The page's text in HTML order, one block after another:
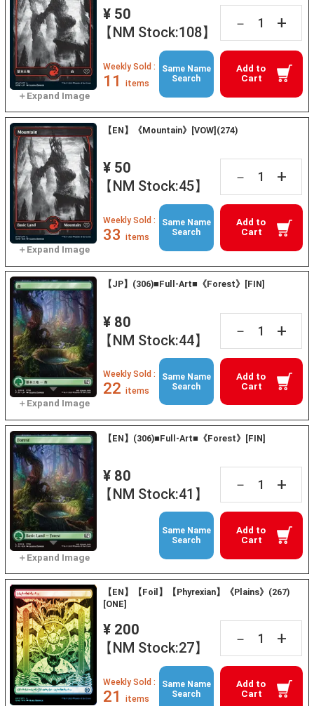
¥ 50
【NM Stock:108】
－ +
Add to
Cart
Weekly Sold :
11 items
Same Name
Search
【EN】《Mountain》[VOW](274)
¥ 50
【NM Stock:45】
－ +
Add to
Cart
Weekly Sold :
33 items
Same Name
Search
【JP】(306)■Full-Art■《Forest》[FIN]
¥ 80
【NM Stock:44】
－ +
Add to
Cart
Weekly Sold :
22 items
Same Name
Search
【EN】(306)■Full-Art■《Forest》[FIN]
¥ 80
【NM Stock:41】
－ +
Add to
Cart
Same Name
Search
【EN】【Foil】【Phyrexian】《Plains》(267)
[ONE]
¥ 200
【NM Stock:27】
－ +
Add to
Cart
Weekly Sold :
21 items
Same Name
Search